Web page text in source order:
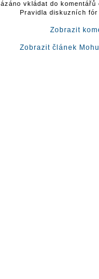
vkládat do
Pravidla diskuzních
Zobrazit
Zobrazit článek